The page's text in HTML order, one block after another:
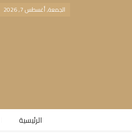
الجمعة, أغسطس 7, 2026
الرئيسية